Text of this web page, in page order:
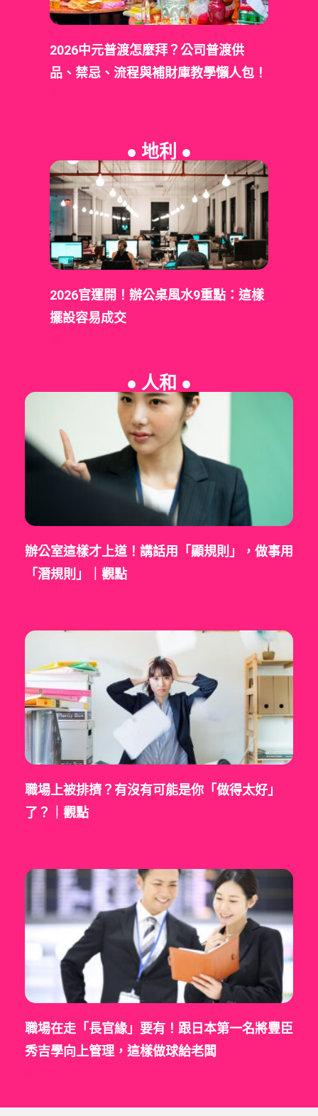
2026中元普渡怎麼拜？公司普渡供
品、禁忌、流程與補財庫教學懶人包！
● 地利 ●
2026官運開！辦公桌風水9重點：這樣
擺設容易成交
● 人和 ●
辦公室這樣才上道！講話用「顯規則」，做事用
「潛規則」｜觀點
職場上被排擠？有沒有可能是你「做得太好」
了？｜觀點
職場在走「長官緣」要有！跟日本第一名將豐臣
秀吉學向上管理，這樣做球給老闆